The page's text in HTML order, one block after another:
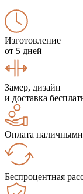
Изготовление
от 5 дней
Замер, дизайн
и доставка
Оплата
Беспроцентная